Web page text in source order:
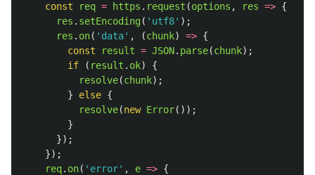
const
req = https . request (options , res => {
res . setEncoding( ' utf8' );
res . on( ' data' , (chunk) => {
const
result = JSON. parse(chunk);
if
( result . ok)
{
resolve(chunk);
}
else {
resolve(new Error());
}
});
});
req. on( ' error' , e => {